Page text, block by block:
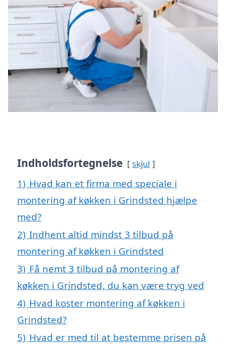
Indholdsfortegnelse skjul
1) Hvad kan et firma med speciale i
montering af køkken i Grindsted hjælpe
med?
2) Indhent altid mindst 3 tilbud på
montering af køkken i Grindsted
3) Få nemt 3 tilbud på montering af
køkken i Grindsted, du kan være tryg ved
4) Hvad koster montering af køkken i
Grindsted?
5) Hvad er med til at bestemme prisen på